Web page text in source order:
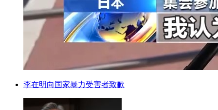
李在明向国家暴力受害者致歉